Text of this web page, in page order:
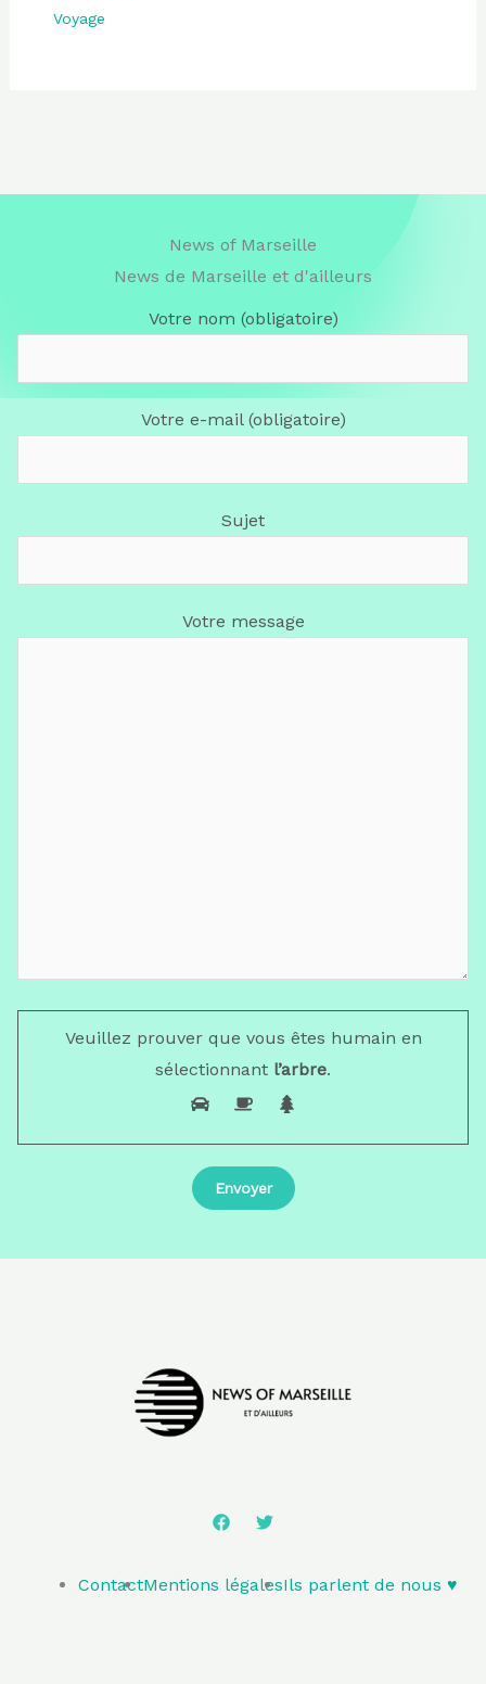
Voyage
News of Marseille
News de Marseille et d'ailleurs
Votre nom (obligatoire)
Votre e-mail (obligatoire)
Sujet
Votre message
Veuillez prouver que vous êtes humain en
sélectionnant l’arbre.
ContactMentions légalesIls parlent de nous ♥️